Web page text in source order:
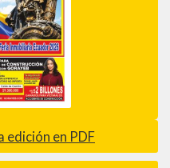
edición en PDF